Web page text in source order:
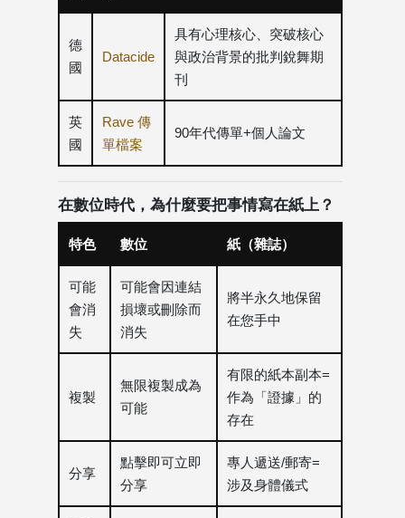
德
國
Datacide
具有心理核心、突破核心
與政治背景的批判銳舞期
刊
英
國
Rave 傳
單檔案
90年代傳單+個人論文
在數位時代，為什麼要把事情寫在紙上？
特色 數位 紙（雜誌）
可能
會消
失
可能會因連結
損壞或刪除而
消失
將半永久地保留
在您手中
複製
無限複製成為
可能
有限的紙本副本=
作為「證據」的
存在
分享
點擊即可立即
分享
專人遞送/郵寄=
涉及身體儀式